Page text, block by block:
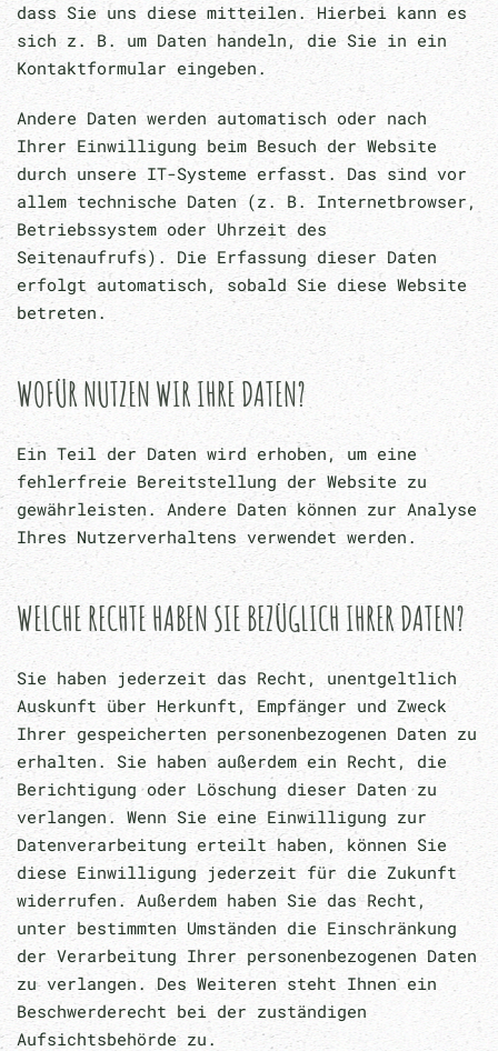
dass Sie uns diese mitteilen. Hierbei kann es
sich z. B. um Daten handeln, die Sie in ein
Kontaktformular eingeben.
Andere Daten werden automatisch oder nach
Ihrer Einwilligung beim Besuch der Website
durch unsere IT-Systeme erfasst. Das sind vor
allem technische Daten (z. B. Internetbrowser,
Betriebssystem oder Uhrzeit des
Seitenaufrufs). Die Erfassung dieser Daten
erfolgt automatisch, sobald Sie diese Website
betreten.
WOFÜR NUTZEN WIR IHRE DATEN?
Ein Teil der Daten wird erhoben, um eine
fehlerfreie Bereitstellung der Website zu
gewährleisten. Andere Daten können zur Analyse
Ihres Nutzerverhaltens verwendet werden.
WELCHE RECHTE HABEN SIE BEZÜGLICH IHRER DATEN?
Sie haben jederzeit das Recht, unentgeltlich
Auskunft über Herkunft, Empfänger und Zweck
Ihrer gespeicherten personenbezogenen Daten zu
erhalten. Sie haben außerdem ein Recht, die
Berichtigung oder Löschung dieser Daten zu
verlangen. Wenn Sie eine Einwilligung zur
Datenverarbeitung erteilt haben, können Sie
diese Einwilligung jederzeit für die Zukunft
widerrufen. Außerdem haben Sie das Recht,
unter bestimmten Umständen die Einschränkung
der Verarbeitung Ihrer personenbezogenen Daten
zu verlangen. Des Weiteren steht Ihnen ein
Beschwerderecht bei der zuständigen
Aufsichtsbehörde zu.